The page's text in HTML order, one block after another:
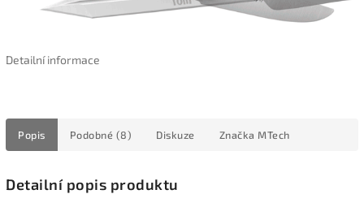
Detailní informace
Popis Podobné (8) Diskuze Značka MTech
Detailní popis produktu